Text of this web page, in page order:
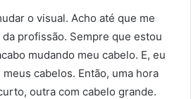
o visual. Acho até que me
profissão. Sempre que estou
mudando meu cabelo. E, eu
cabelos. Então, uma hora
outra com cabelo grande.